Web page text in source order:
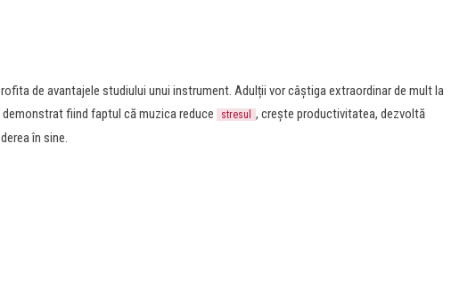
de avantajele studiului unui instrument. Adulții vor câștiga extraordinar de mult la
fiind faptul că muzica reduce
stresul
, crește productivitatea, dezvoltă
în sine.